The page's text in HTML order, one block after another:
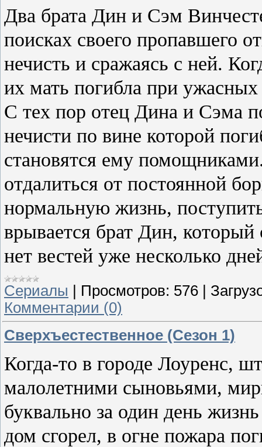
Два брата Дин и Сэм
поисках своего пропавшего
нечисть и сражаясь с ней.
их мать погибла при
С тех пор отец Дина и Сэма
нечисти по вине которой
становятся ему
отдалиться от постоянной
нормальную жизнь,
врывается брат Дин, который
нет вестей уже несколько
Сериалы | Просмотров: 576 |
Комментарии (0)
Сверхъестественное (Сезон 1)
Когда-то в городе Лоуренс,
малолетними сыновьями,
буквально за один день
дом сгорел, в огне пожара